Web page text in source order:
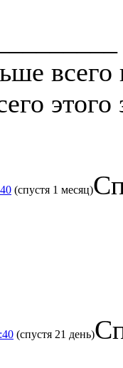
всего
этого
(спустя 1 месяц)
(спустя 21 день)